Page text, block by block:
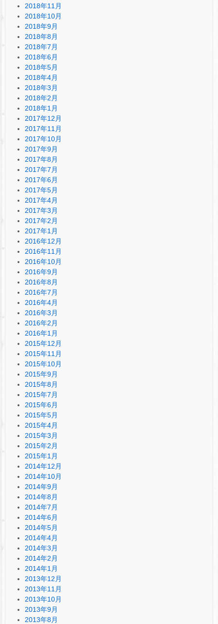
2018年11月
2018年10月
2018年9月
2018年8月
2018年7月
2018年6月
2018年5月
2018年4月
2018年3月
2018年2月
2018年1月
2017年12月
2017年11月
2017年10月
2017年9月
2017年8月
2017年7月
2017年6月
2017年5月
2017年4月
2017年3月
2017年2月
2017年1月
2016年12月
2016年11月
2016年10月
2016年9月
2016年8月
2016年7月
2016年4月
2016年3月
2016年2月
2016年1月
2015年12月
2015年11月
2015年10月
2015年9月
2015年8月
2015年7月
2015年6月
2015年5月
2015年4月
2015年3月
2015年2月
2015年1月
2014年12月
2014年10月
2014年9月
2014年8月
2014年7月
2014年6月
2014年5月
2014年4月
2014年3月
2014年2月
2014年1月
2013年12月
2013年11月
2013年10月
2013年9月
2013年8月